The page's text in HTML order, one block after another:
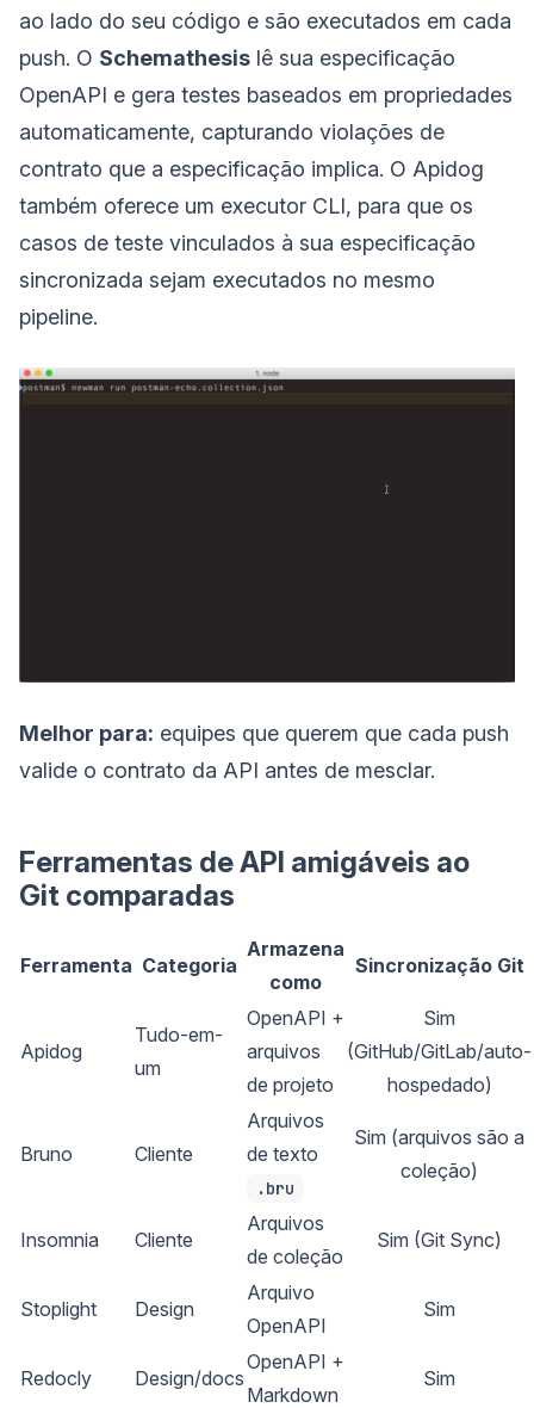
ao lado do seu código e são executados em cada
push. O Schemathesis lê sua especificação
OpenAPI e gera testes baseados em propriedades
automaticamente, capturando violações de
contrato que a especificação implica. O Apidog
também oferece um executor CLI, para que os
casos de teste vinculados à sua especificação
sincronizada sejam executados no mesmo
pipeline.
Melhor para: equipes que querem que cada push
valide o contrato da API antes de mesclar.
Ferramentas de API amigáveis ao
Git comparadas
Ferramenta Categoria
Armazena
como
Sincronização Git
Apidog
Tudo-em-
um
OpenAPI +
arquivos
de projeto
Sim
(GitHub/GitLab/auto-
hospedado)
Bruno Cliente
Arquivos
de texto
.bru
Sim (arquivos são a
coleção)
Insomnia Cliente
Arquivos
de coleção
Sim (Git Sync)
Stoplight Design
Arquivo
OpenAPI
Sim
Redocly Design/docs
OpenAPI +
Markdown
Sim